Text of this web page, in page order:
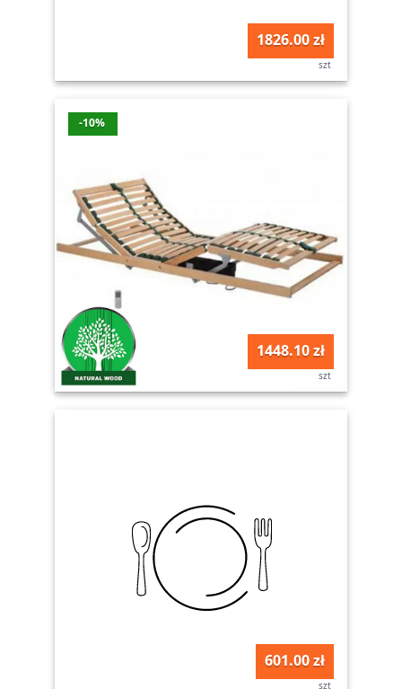
1826.00 zł
szt
-10%
1448.10 zł
szt
601.00 zł
szt